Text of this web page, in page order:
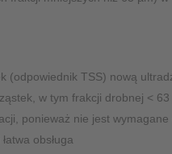
(odpowiednik TSS) nową
w tym frakcji drobnej < 63
ponieważ nie jest
obsługa